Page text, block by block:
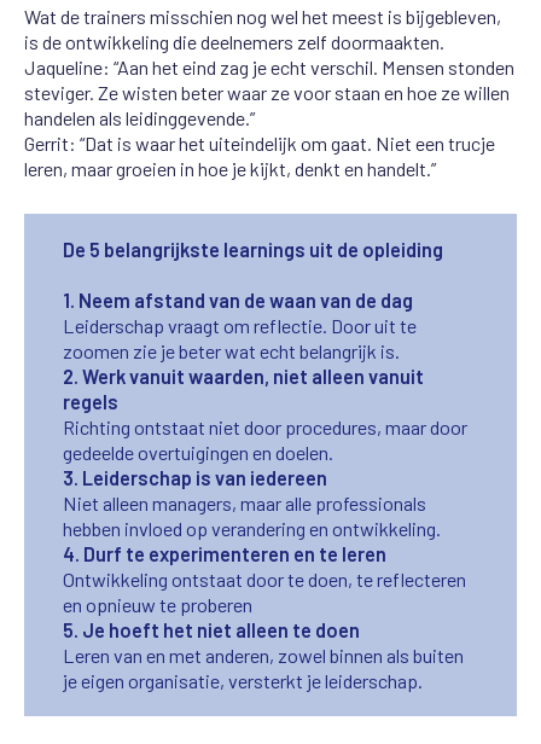
Wat de trainers misschien nog wel het meest is bijgebleven,
is de ontwikkeling die deelnemers zelf doormaakten.
Jaqueline: “Aan het eind zag je echt verschil. Mensen stonden
steviger. Ze wisten beter waar ze voor staan en hoe ze willen
handelen als leidinggevende.”
Gerrit: “Dat is waar het uiteindelijk om gaat. Niet een trucje
leren, maar groeien in hoe je kijkt, denkt en handelt.”
De 5 belangrijkste learnings uit de opleiding
1. Neem afstand van de waan van de dag
Leiderschap vraagt om reflectie. Door uit te
zoomen zie je beter wat echt belangrijk is.
2. Werk vanuit waarden, niet alleen vanuit
regels
Richting ontstaat niet door procedures, maar door
gedeelde overtuigingen en doelen.
3. Leiderschap is van iedereen
Niet alleen managers, maar alle professionals
hebben invloed op verandering en ontwikkeling.
4. Durf te experimenteren en te leren
Ontwikkeling ontstaat door te doen, te reflecteren
en opnieuw te proberen
5. Je hoeft het niet alleen te doen
Leren van en met anderen, zowel binnen als buiten
je eigen organisatie, versterkt je leiderschap.